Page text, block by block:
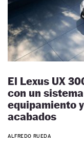
El Lexus UX
con un
equipamiento
acabados
ALFREDO RUEDA